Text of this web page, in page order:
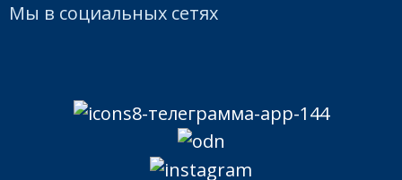
Мы в социальных сетях